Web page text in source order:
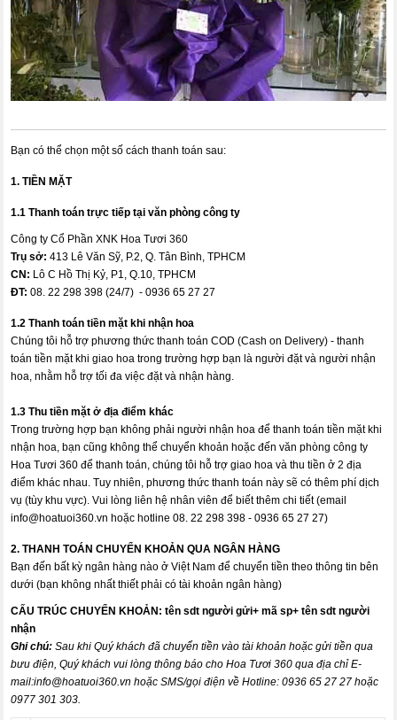
Bạn có thể chọn một số cách thanh toán sau:
1. TIỀN MẶT
1.1 Thanh toán trực tiếp tại văn phòng công ty
Công ty Cổ Phần XNK Hoa Tươi 360
Trụ sở: 413 Lê Văn Sỹ, P.2, Q. Tân Bình, TPHCM
CN: Lô C Hồ Thị Kỷ, P1, Q.10, TPHCM
ĐT: 08. 22 298 398 (24/7) - 0936 65 27 27
1.2 Thanh toán tiền mặt khi nhận hoa
Chúng tôi hỗ trợ phương thức thanh toán COD (Cash on Delivery) - thanh
toán tiền mặt khi giao hoa trong trường hợp bạn là người đặt và người nhận
hoa, nhằm hỗ trợ tối đa việc đặt và nhận hàng.
1.3 Thu tiền mặt ở địa điểm khác
Trong trường hợp bạn không phải người nhận hoa để thanh toán tiền mặt khi
nhận hoa, bạn cũng không thể chuyển khoản hoặc đến văn phòng công ty
Hoa Tươi 360 để thanh toán, chúng tôi hỗ trợ giao hoa và thu tiền ở 2 địa
điểm khác nhau. Tuy nhiên, phương thức thanh toán này sẽ có thêm phí dịch
vụ (tùy khu vực). Vui lòng liên hệ nhân viên để biết thêm chi tiết (email
info@hoatuoi360.vn hoặc hotline 08. 22 298 398 - 0936 65 27 27)
2. THANH TOÁN CHUYỂN KHOẢN QUA NGÂN HÀNG
Bạn đến bất kỳ ngân hàng nào ở Việt Nam để chuyển tiền theo thông tin bên
dưới (bạn không nhất thiết phải có tài khoản ngân hàng)
CẤU TRÚC CHUYỂN KHOẢN:tên sdt người gửi+ mã sp+ tên sdt người
nhận
Ghi chú:Sau khi Quý khách đã chuyển tiền vào tài khoản hoặc gửi tiền qua
bưu điện, Quý khách vui lòng thông báo cho Hoa Tươi 360 qua địa chỉ E-
mail:info@hoatuoi360.vn hoặc SMS/gọi điện về Hotline: 0936 65 27 27 hoặc
0977 301 303.